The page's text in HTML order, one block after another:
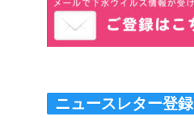
ニュースレター登録